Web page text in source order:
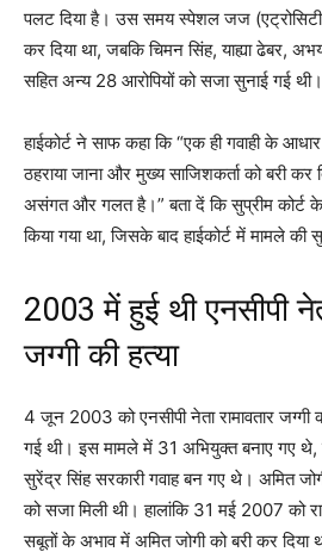
पलट दिया है। उस समय स्पेशल जज (एट्रोसिटी)
कर दिया था, जबकि चिमन सिंह, याह्या ढेबर,
सहित अन्य 28 आरोपियों को सजा सुनाई गई थी।
हाईकोर्ट ने साफ कहा कि “एक ही गवाही के
ठहराया जाना और मुख्य साजिशकर्ता को बरी कर
असंगत और गलत है।” बता दें कि सुप्रीम कोर्ट के
किया गया था, जिसके बाद हाईकोर्ट में मामले की
2003 में हुई थी एनसीपी
जग्गी की हत्या
4 जून 2003 को एनसीपी नेता रामावतार जग्गी
गई थी। इस मामले में 31 अभियुक्त बनाए गए
सुरेंद्र सिंह सरकारी गवाह बन गए थे। अमित
को सजा मिली थी। हालांकि 31 मई 2007 को
सबूतों के अभाव में अमित जोगी को बरी कर दिया